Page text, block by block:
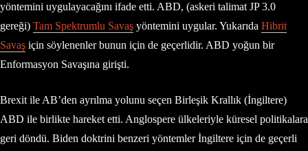
yöntemini uygulayacağını ifade etti. ABD, (askeri talimat JP 3.0
gereği) Tam Spektrumlu Savaş yöntemini uygular. Yukarıda Hibrit
Savaş için söylenenler bunun için de geçerlidir. ABD yoğun bir
Enformasyon Savaşına girişti.
Brexit ile AB’den ayrılma yolunu seçen Birleşik Krallık (İngiltere)
ABD ile birlikte hareket etti. Anglospere ülkeleriyle küresel politikalara
geri döndü. Biden doktrini benzeri yöntemler İngiltere için de geçerli